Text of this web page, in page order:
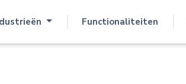
Functionaliteiten